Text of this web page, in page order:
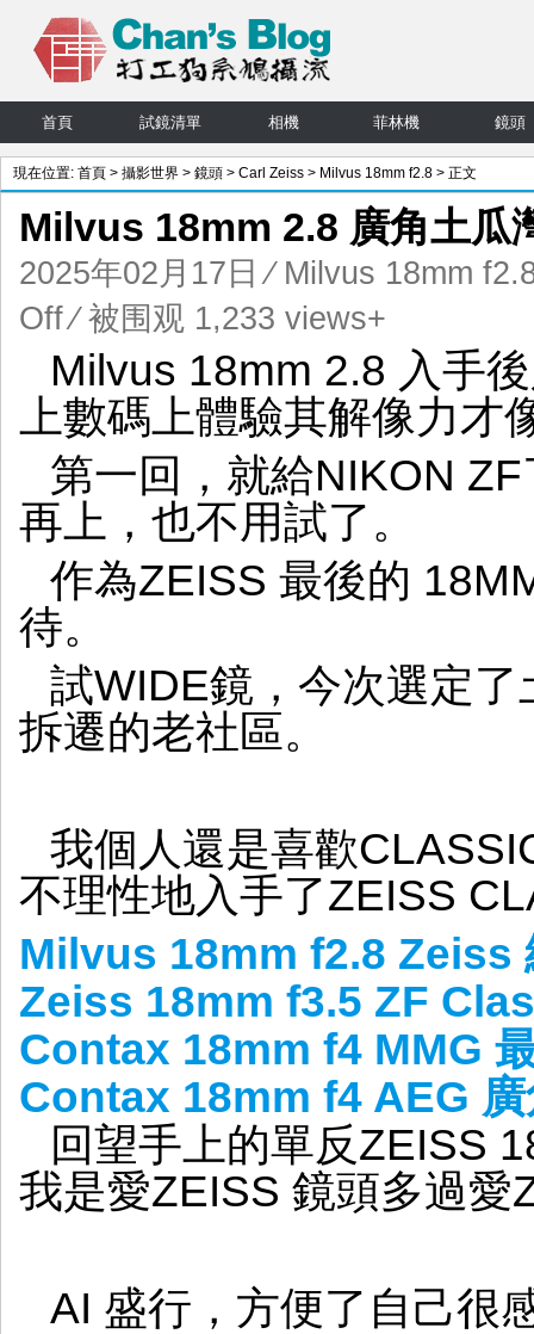
首頁 試鏡清單 相機 菲林機 鏡頭
現在位置: 首頁 > 攝影世界 > 鏡頭 > Carl Zeiss > Milvus 18mm f2.8 > 正文
Milvus 18mm 2.8 廣角土瓜
2025年02月17日 ⁄ Milvus 18mm
Offon
Milvus
18mm
2.8
廣
角
土
瓜
⁄ 被围观 1,233 views+
Milvus 18mm 2.8 入手
上數碼上體驗其解像力才
第一回，就給NIKON
再上，也不用試了。
作為ZEISS 最後的
待。
試WIDE鏡，今次選定
拆遷的老社區。
我個人還是喜歡
不理性地入手了ZEISS
Milvus 18mm f2.8 Zeiss
Zeiss 18mm f3.5 ZF
Contax 18mm f4 MMG
Contax 18mm f4 AEG 廣
回望手上的單反ZEISS
我是愛ZEISS 鏡頭多過愛
AI 盛行，方便了自己很